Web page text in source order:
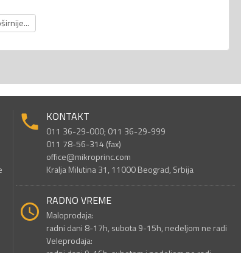
KONTAKT
011 36-29-000; 011 36-29-999
011 78-56-314 (fax)
office@mikroprinc.com
Kralja Milutina 31, 11000 Beograd, Srbija
RADNO VREME
Maloprodaja:
radni dani 8-17h, subota 9-15h, nedeljom ne radi
Veleprodaja: